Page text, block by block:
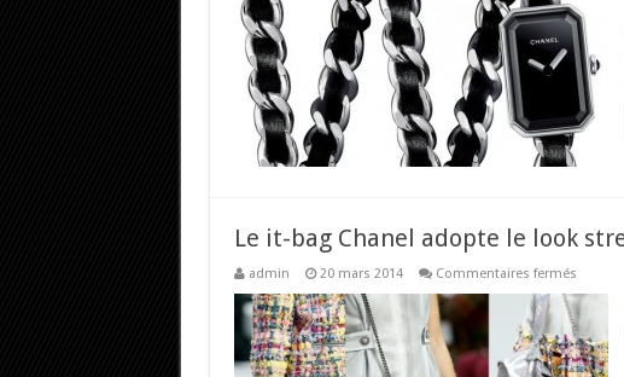
Triple
Tour
de
Chanel
Le it-bag Chanel adopte le look
admin 20 mars 2014 Commentaires ferméssur
it-
bag
Chanel
adopte
le